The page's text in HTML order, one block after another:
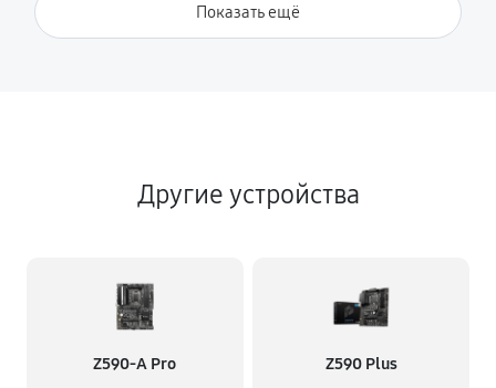
Показать ещё
Другие устройства
Z590-A Pro Z590 Plus